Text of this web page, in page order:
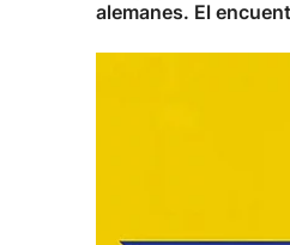
alemanes. El